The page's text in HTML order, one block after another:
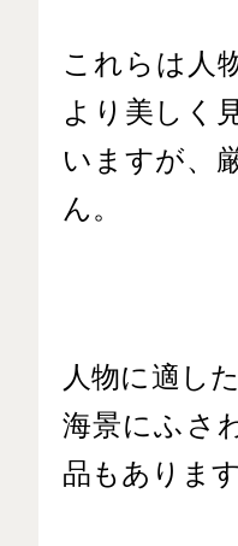
これらは人
より美しく
いますが、
ん。
人物に適し
海景にふさ
品もあります